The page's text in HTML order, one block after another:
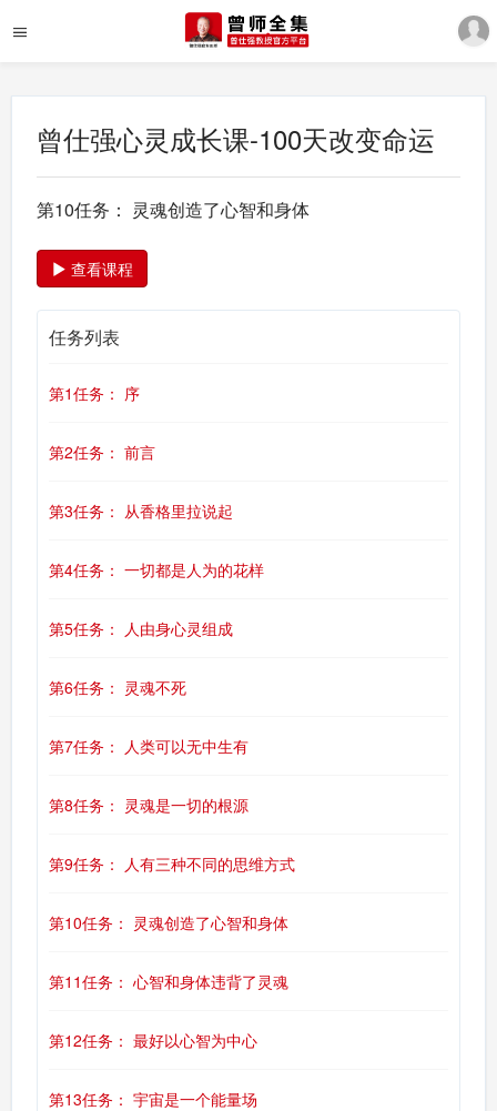
曾仕强心灵成长课-100天改变命运
第10任务： 灵魂创造了心智和身体
查看课程
任务列表
第1任务： 序
第2任务： 前言
第3任务： 从香格里拉说起
第4任务： 一切都是人为的花样
第5任务： 人由身心灵组成
第6任务： 灵魂不死
第7任务： 人类可以无中生有
第8任务： 灵魂是一切的根源
第9任务： 人有三种不同的思维方式
第10任务： 灵魂创造了心智和身体
第11任务： 心智和身体违背了灵魂
第12任务： 最好以心智为中心
第13任务： 宇宙是一个能量场